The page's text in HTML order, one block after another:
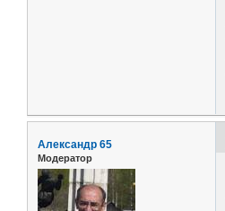
Александр 65
Модератор